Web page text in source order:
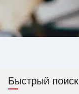
Быстрый поиск